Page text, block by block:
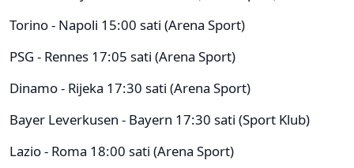
Torino - Napoli 15:00 sati (Arena Sport)
PSG - Rennes 17:05 sati (Arena Sport)
Dinamo - Rijeka 17:30 sati (Arena Sport)
Bayer Leverkusen - Bayern 17:30 sati (Sport Klub)
Lazio - Roma 18:00 sati (Arena Sport)